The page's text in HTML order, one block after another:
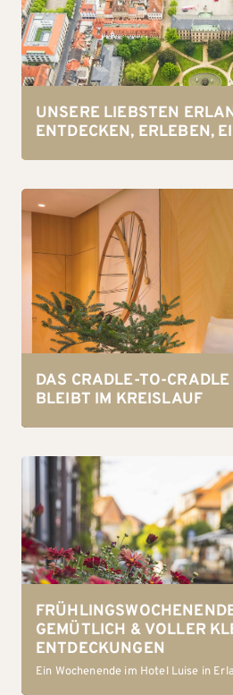
UNSERE LIEBSTEN
ENTDECKEN, ERLEBEN,
DAS CRADLE-TO-
BLEIBT IM KREISLAUF
GEMÜTLICH & VOLLER
ENTDECKUNGEN
Ein Wochenende im Hotel Luise in